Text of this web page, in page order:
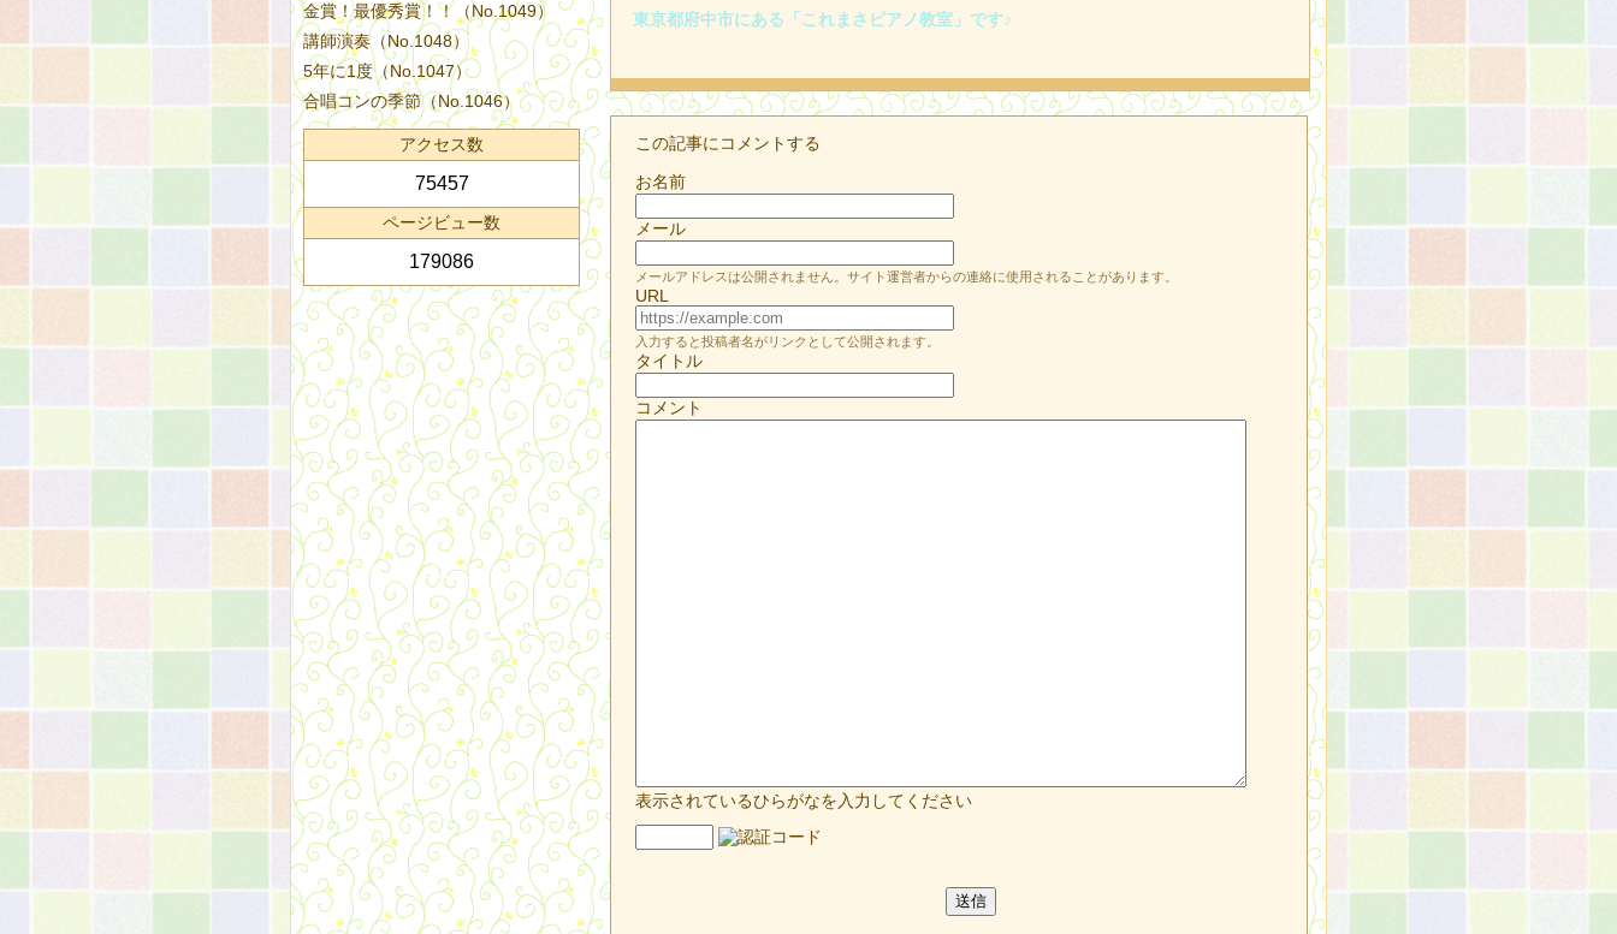
東京都府中市にある「これまさピアノ教室」です♪
この記事にコメントする
お名前
メール
メールアドレスは公開されません。サイト運営者からの連絡に使用されることがあります。
URL
入力すると投稿者名がリンクとして公開されます。
タイトル
コメント
表示されているひらがなを入力してください
金賞！最優秀賞！！（No.1049）
講師演奏（No.1048）
5年に1度（No.1047）
合唱コンの季節（No.1046）
アクセス数
75457
ページビュー数
179086